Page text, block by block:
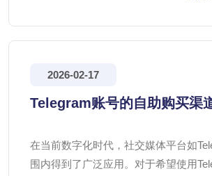
2026-02-17
Telegram账号的自助购买渠
供相关服务
在当前数字化时代，社交媒体平台如
围内得到了广泛应用。对于希望使用